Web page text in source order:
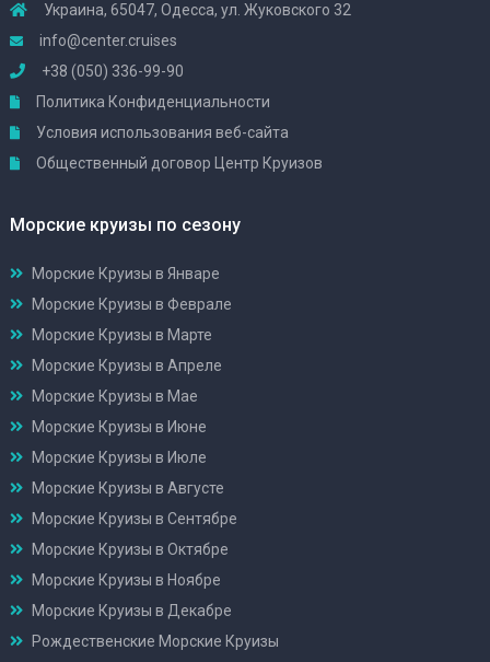
Украина, 65047, Одесса, ул. Жуковского 32
info@center.cruises
+38 (050) 336-99-90
Политика Конфиденциальности
Условия использования веб-сайта
Общественный договор Центр Круизов
Морские круизы по сезону
Морские Круизы в Январе
Морские Круизы в Феврале
Морские Круизы в Марте
Морские Круизы в Апреле
Морские Круизы в Мае
Морские Круизы в Июне
Морские Круизы в Июле
Морские Круизы в Августе
Морские Круизы в Сентябре
Морские Круизы в Октябре
Морские Круизы в Ноябре
Морские Круизы в Декабре
Рождественские Морские Круизы